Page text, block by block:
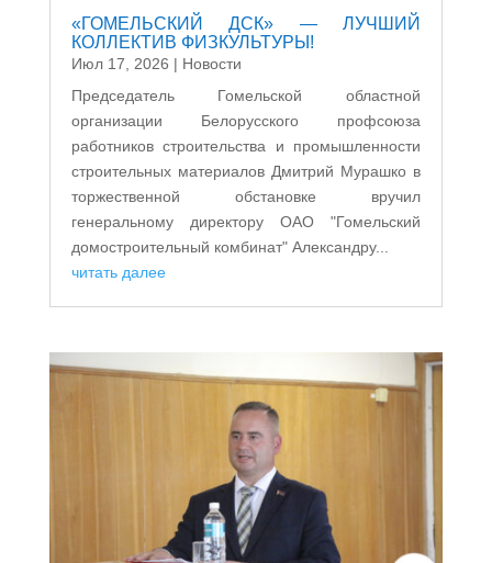
«ГОМЕЛЬСКИЙ ДСК» — ЛУЧШИЙ
КОЛЛЕКТИВ ФИЗКУЛЬТУРЫ!
Июл 17, 2026 | Новости
Председатель Гомельской областной
организации Белорусского профсоюза
работников строительства и промышленности
строительных материалов Дмитрий Мурашко в
торжественной обстановке вручил
генеральному директору ОАО "Гомельский
домостроительный комбинат" Александру...
читать далее